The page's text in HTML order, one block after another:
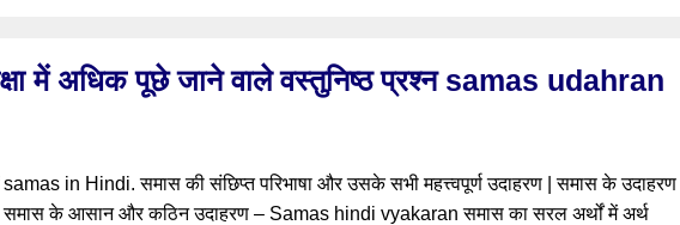
में अधिक पूछे जाने वाले वस्तुनिष्ठ प्रश्न samas udahran
in Hindi. समास की संछिप्त परिभाषा और उसके सभी महत्त्वपूर्ण उदाहरण | समास के उदाहरण
| समास के आसान और कठिन उदाहरण – Samas hindi vyakaran समास का सरल अर्थों में अर्थ